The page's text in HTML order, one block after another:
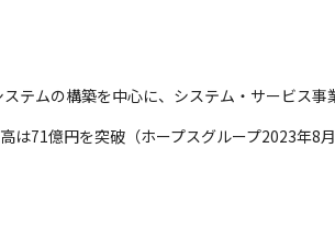
テムの構築を中心に、システム・サービス事
71億円を突破（ホープスグループ2023年8月